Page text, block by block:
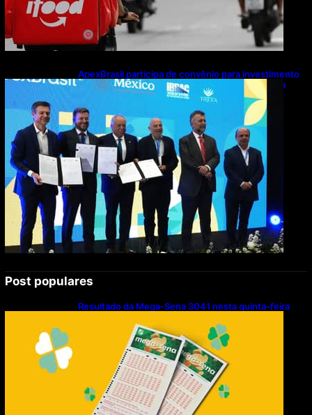
ApexBrasil participa de convênio para investimento
de R$ 2,63 milhões em exportações de cachaça
Post populares
Resultado da Mega-Sena 3041 nesta quinta-feira